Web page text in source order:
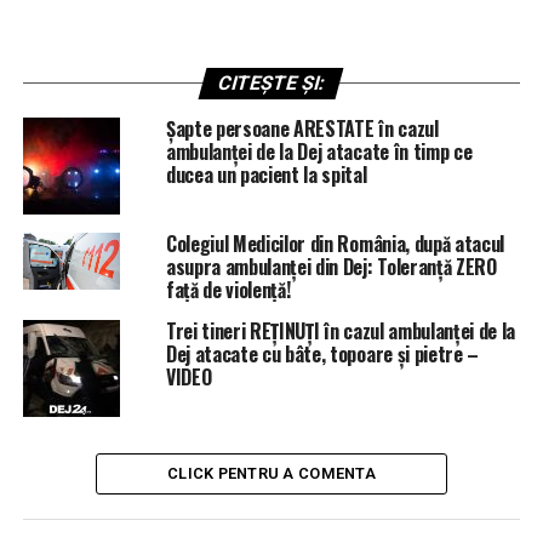
CITEȘTE ȘI:
Șapte persoane ARESTATE în cazul
ambulanței de la Dej atacate în timp ce
ducea un pacient la spital
Colegiul Medicilor din România, după atacul
asupra ambulanței din Dej: Toleranță ZERO
față de violență!
Trei tineri REȚINUȚI în cazul ambulanței de la
Dej atacate cu bâte, topoare și pietre –
VIDEO
CLICK PENTRU A COMENTA